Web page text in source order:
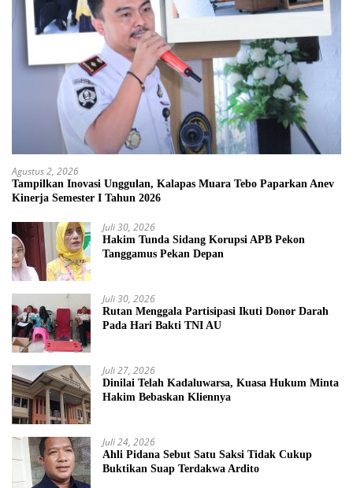
Agustus 2, 2026
Tampilkan Inovasi Unggulan, Kalapas Muara Tebo Paparkan Anev
Kinerja Semester I Tahun 2026
Juli 30, 2026
Hakim Tunda Sidang Korupsi APB Pekon
Tanggamus Pekan Depan
Juli 30, 2026
Rutan Menggala Partisipasi Ikuti Donor Darah
Pada Hari Bakti TNI AU
Juli 27, 2026
Dinilai Telah Kadaluwarsa, Kuasa Hukum Minta
Hakim Bebaskan Kliennya
Juli 24, 2026
Ahli Pidana Sebut Satu Saksi Tidak Cukup
Buktikan Suap Terdakwa Ardito